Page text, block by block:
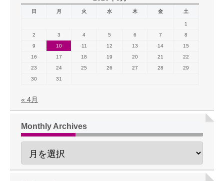
日 月 火 水 木 金 土
1
2
3 4 5 6 7
8
9
10 11 12 13 14
15
16
17 18 19 20 21
22
23
24 25 26 27 28
29
30
31
« 4月
Monthly Archives